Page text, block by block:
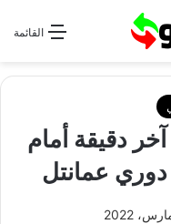
القائمة
دقيقة أمام